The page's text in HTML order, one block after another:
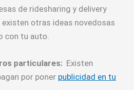
de ridesharing y delivery
otras ideas novedosas
con tu auto.
particulares: Existen
por poner publicidad en tu